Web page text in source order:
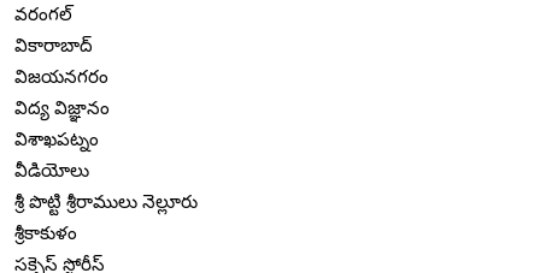
వరంగల్
వికారాబాద్
విజయనగరం
విద్య విజ్ఞానం
విశాఖపట్నం
వీడియోలు
శ్రీ పొట్టి శ్రీరాములు నెల్లూరు
శ్రీకాకుళం
సక్సెస్ స్టోరీస్